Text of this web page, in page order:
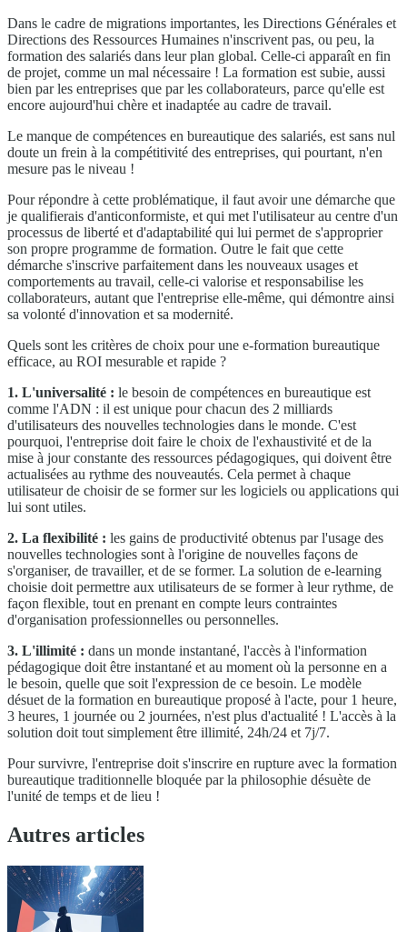
Dans le cadre de migrations importantes, les Directions Générales et
Directions des Ressources Humaines n'inscrivent pas, ou peu, la
formation des salariés dans leur plan global. Celle-ci apparaît en fin
de projet, comme un mal nécessaire ! La formation est subie, aussi
bien par les entreprises que par les collaborateurs, parce qu'elle est
encore aujourd'hui chère et inadaptée au cadre de travail.
Le manque de compétences en bureautique des salariés, est sans nul
doute un frein à la compétitivité des entreprises, qui pourtant, n'en
mesure pas le niveau !
Pour répondre à cette problématique, il faut avoir une démarche que
je qualifierais d'anticonformiste, et qui met l'utilisateur au centre d'un
processus de liberté et d'adaptabilité qui lui permet de s'approprier
son propre programme de formation. Outre le fait que cette
démarche s'inscrive parfaitement dans les nouveaux usages et
comportements au travail, celle-ci valorise et responsabilise les
collaborateurs, autant que l'entreprise elle-même, qui démontre ainsi
sa volonté d'innovation et sa modernité.
Quels sont les critères de choix pour une e-formation bureautique
efficace, au ROI mesurable et rapide ?
1. L'universalité : le besoin de compétences en bureautique est
comme l'ADN : il est unique pour chacun des 2 milliards
d'utilisateurs des nouvelles technologies dans le monde. C'est
pourquoi, l'entreprise doit faire le choix de l'exhaustivité et de la
mise à jour constante des ressources pédagogiques, qui doivent être
actualisées au rythme des nouveautés. Cela permet à chaque
utilisateur de choisir de se former sur les logiciels ou applications qui
lui sont utiles.
2. La flexibilité : les gains de productivité obtenus par l'usage des
nouvelles technologies sont à l'origine de nouvelles façons de
s'organiser, de travailler, et de se former. La solution de e-learning
choisie doit permettre aux utilisateurs de se former à leur rythme, de
façon flexible, tout en prenant en compte leurs contraintes
d'organisation professionnelles ou personnelles.
3. L'illimité : dans un monde instantané, l'accès à l'information
pédagogique doit être instantané et au moment où la personne en a
le besoin, quelle que soit l'expression de ce besoin. Le modèle
désuet de la formation en bureautique proposé à l'acte, pour 1 heure,
3 heures, 1 journée ou 2 journées, n'est plus d'actualité ! L'accès à la
solution doit tout simplement être illimité, 24h/24 et 7j/7.
Pour survivre, l'entreprise doit s'inscrire en rupture avec la formation
bureautique traditionnelle bloquée par la philosophie désuète de
l'unité de temps et de lieu !
Autres articles